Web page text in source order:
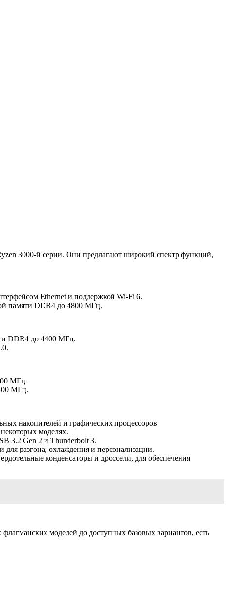
3000-й серии. Они предлагают широкий спектр функций,
Ethernet и поддержкой Wi-Fi 6.
памяти DDR4 до 4800 МГц.
DDR4 до 4400 МГц.
МГц.
МГц.
накопителей и графических процессоров.
моделях.
3.2 Gen 2 и Thunderbolt 3.
разгона, охлаждения и персонализации.
конденсаторы и дроссели, для обеспечения
моделей до доступных базовых вариантов, есть